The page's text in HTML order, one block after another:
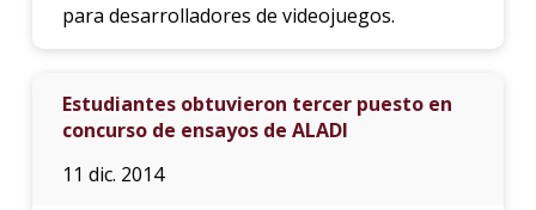
para desarrolladores de videojuegos.
Estudiantes obtuvieron tercer puesto en
concurso de ensayos de ALADI
11 dic. 2014